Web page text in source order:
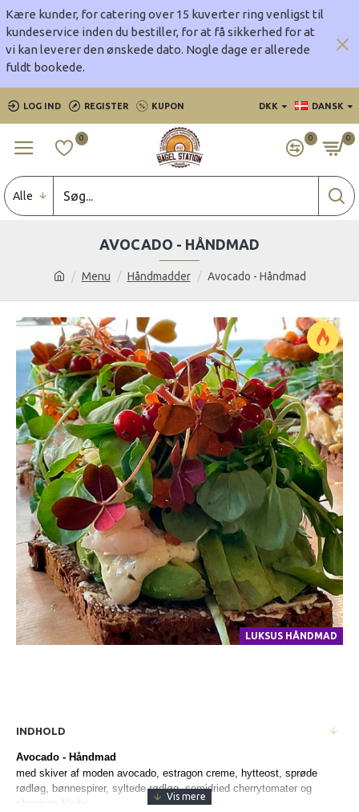
Kære kunder, for catering over 15 kuverter ring venligst til
kundeservice inden du bestiller, for at få sikkerhed for at
vi kan leverer den ønskede dato. Nogle dage er allerede
fuldt bookede.
LOG IND REGISTER KUPON DKK DANSK
0 0 0
Alle
Menu Håndmadder Avocado - Håndmad
AVOCADO - HÅNDMAD
LUKSUS HÅNDMAD
INDHOLD
Avocado - Håndmad
med skiver af moden avocado, estragon creme, hytteost, sprøde
rødløg, bønnespirer, syltede rødløg, semidried cherrytomater og
skovsyre blade